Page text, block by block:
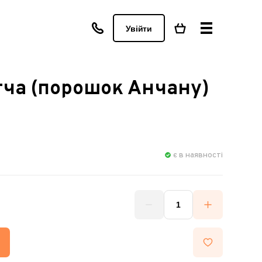
Увійти
(порошок Анчану)
є в наявності